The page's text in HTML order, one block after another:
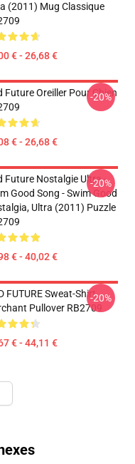
(2011) Mug Classique
€ - 26,68 €
Future Oreiller Pour Chien
€ - 26,68 €
-20%
Future Nostalgie Ultra -
Good Song - Swim Good
Ultra (2011) Puzzle
€ - 40,02 €
-20%
FUTURE Sweat-Shirt
Pullover RB2709
€ - 44,11 €
-20%